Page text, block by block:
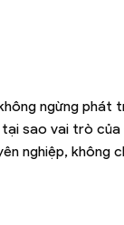
ngừng phát
sao vai trò của
nghiệp,